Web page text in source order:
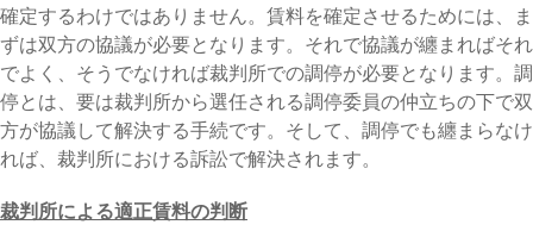
確定するわけではありません。賃料を確定させるためには、ま
ずは双方の協議が必要となります。それで協議が纏まればそれ
でよく、そうでなければ裁判所での調停が必要となります。調
停とは、要は裁判所から選任される調停委員の仲立ちの下で双
方が協議して解決する手続です。そして、調停でも纏まらなけ
れば、裁判所における訴訟で解決されます。
裁判所による適正賃料の判断